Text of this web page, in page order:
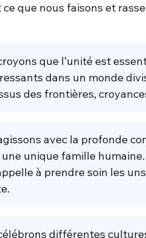
que nous faisons et
que l’unité est
dans un monde
des frontières,
avec la profonde
unique famille
à prendre soin les
différentes